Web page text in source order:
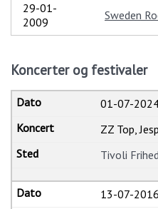
29-01-
2009
Sweden
Koncerter og festivaler
01-07-
ZZ Top,
Tivoli
13-07-2016